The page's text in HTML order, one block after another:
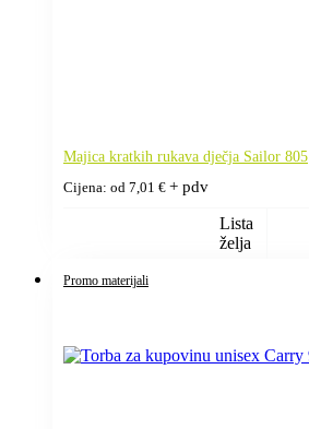
Majica kratkih rukava dječja Sailor 805
Cijena: od 7,01 € + pdv
Lista
želja
Promo materijali